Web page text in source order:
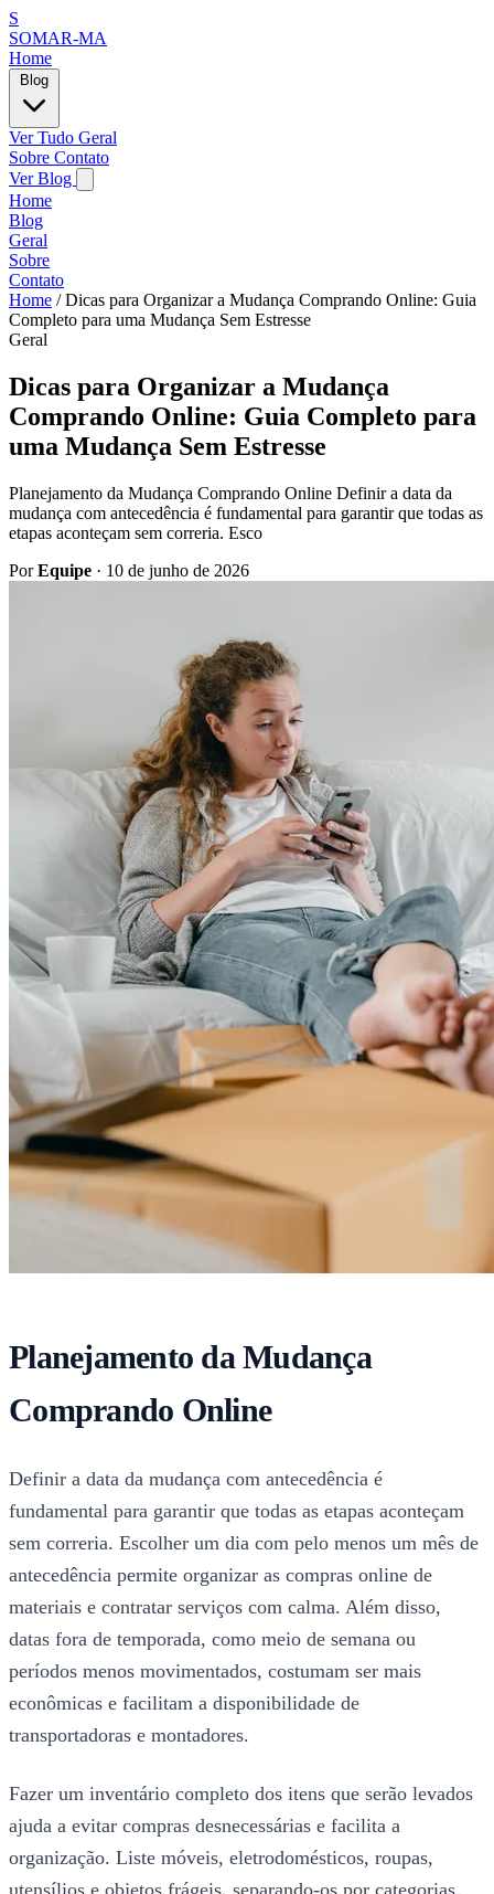
S
SOMAR-MA
Home
Ver Tudo Geral
Sobre Contato
Ver Blog
Home
Blog
Geral
Sobre
Contato
Home / Dicas para Organizar a Mudança Comprando Online: Guia
Completo para uma Mudança Sem Estresse
Geral
Dicas para Organizar a Mudança
Comprando Online: Guia Completo para
uma Mudança Sem Estresse
Planejamento da Mudança Comprando Online Definir a data da
mudança com antecedência é fundamental para garantir que todas as
etapas aconteçam sem correria. Esco
PorEquipe · 10 de junho de 2026
Planejamento da Mudança
Comprando Online
Definir a data da mudança com antecedência é
fundamental para garantir que todas as etapas aconteçam
sem correria. Escolher um dia com pelo menos um mês de
antecedência permite organizar as compras online de
materiais e contratar serviços com calma. Além disso,
datas fora de temporada, como meio de semana ou
períodos menos movimentados, costumam ser mais
econômicas e facilitam a disponibilidade de
transportadoras e montadores.
Fazer um inventário completo dos itens que serão levados
ajuda a evitar compras desnecessárias e facilita a
organização. Liste móveis, eletrodomésticos, roupas,
utensílios e objetos frágeis, separando-os por categorias.